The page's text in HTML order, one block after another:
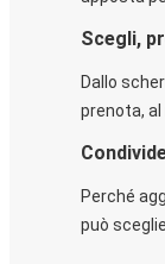
Scegli,
Dallo
prenota, al
Perché
può